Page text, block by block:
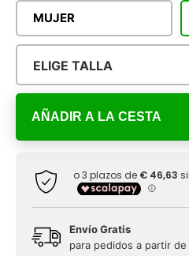
MUJER
ELIGE TALLA
AÑADIR A LA CESTA
Envío Gratis
para pedidos a partir